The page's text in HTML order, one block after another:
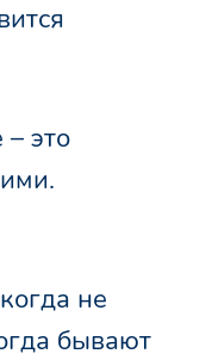
это
не
бывают